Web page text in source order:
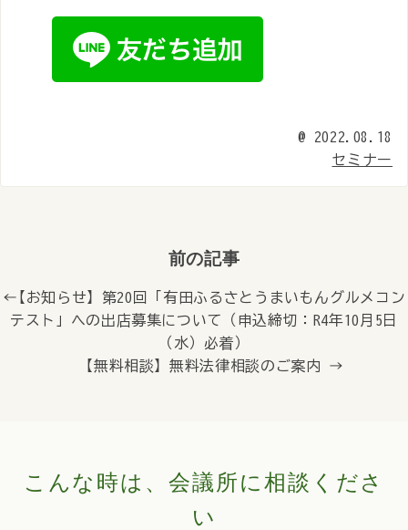
@ 2022.08.18
セミナー
前の記事
← 【お知らせ】第20回「有田ふるさとうまいもんグルメコン
テスト」への出店募集について（申込締切：R4年10月5日
（水）必着）
【無料相談】無料法律相談のご案内 →
こんな時は、会議所に相談くださ
い